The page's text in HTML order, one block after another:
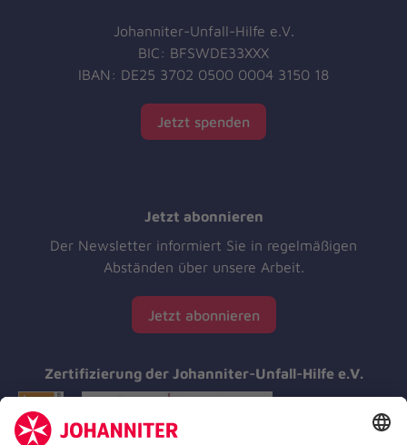
Johanniter-Unfall-Hilfe e.V.
BIC: BFSWDE33XXX
IBAN: DE25 3702 0500 0004 3150 18
Jetzt spenden
Jetzt abonnieren
Der Newsletter informiert Sie in regelmäßigen
Abständen über unsere Arbeit.
Jetzt abonnieren
Zertifizierung der Johanniter-Unfall-Hilfe e.V.